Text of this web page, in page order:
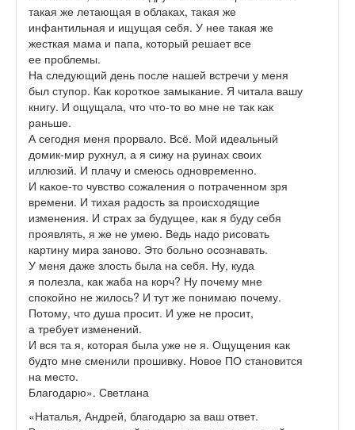
такая же летающая в облаках, такая же
инфантильная и ищущая себя. У нее такая же
жесткая мама и папа, который решает все
ее проблемы.
На следующий день после нашей встречи у меня
был ступор. Как короткое замыкание. Я читала вашу
книгу. И ощущала, что что-то во мне не так как
раньше.
А сегодня меня прорвало. Всё. Мой идеальный
домик-мир рухнул, а я сижу на руинах своих
иллюзий. И плачу и смеюсь одновременно.
И какое-то чувство сожаления о потраченном зря
времени. И тихая радость за происходящие
изменения. И страх за будущее, как я буду себя
проявлять, я же не умею. Ведь надо рисовать
картину мира заново. Это больно осознавать.
У меня даже злость была на себя. Ну, куда
я полезла, как жаба на корч? Ну почему мне
спокойно не жилось? И тут же понимаю почему.
Потому, что душа просит. И уже не просит,
а требует изменений.
И вся та я, которая была уже не я. Ощущения как
будто мне сменили прошивку. Новое ПО становится
на место.
Благодарю». Светлана
«Наталья, Андрей, благодарю за ваш ответ.